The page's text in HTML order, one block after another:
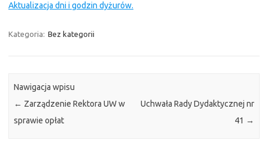
Aktualizacja dni i godzin dyżurów.
Kategoria: Bez kategorii
Nawigacja wpisu
← Zarządzenie Rektora UW w
sprawie opłat
Uchwała Rady Dydaktycznej nr
41 →